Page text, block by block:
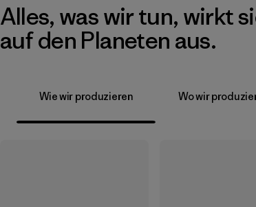
Alles, was wir tun, wirkt
auf den Planeten aus.
Wie wir produzieren Wo wir